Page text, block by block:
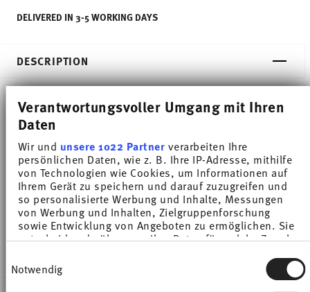
Verantwortungsvoller Umgang mit Ihren
Daten
Wir und unsere 1022 Partnerverarbeiten Ihre
persönlichen Daten, wie z. B. Ihre IP-Adresse, mithilfe
von Technologien wie Cookies, um Informationen auf
Ihrem Gerät zu speichern und darauf zuzugreifen und
so personalisierte Werbung und Inhalte, Messungen
von Werbung und Inhalten, Zielgruppenforschung
sowie Entwicklung von Angeboten zu ermöglichen. Sie
entscheiden darüber, wer Ihre Daten für welche Zwecke
Cookie-Erklärung oder durch Klicken auf das Privacy
Trigger Symbol ändern oder widerrufen
Notwendig
DELIVERED IN 3-5 WORKING DAYS
DESCRIPTION
Thomas Trend Colour Arctic Blue Salad bowl -
Round - Ø 31,5 cm - h 8,9 cm - 4,200 l, Porcelain
Trend White is regarded worldwide as one of the
most popular dinnerware for everyday use. Trend
Colour sets coloured accents - inspired by the
nature of the North.